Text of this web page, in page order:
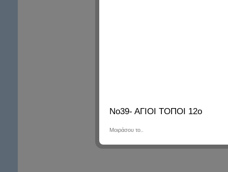
Νο39- ΑΓΙΟΙ ΤΟΠΟΙ 12ο
Μοιράσου το..